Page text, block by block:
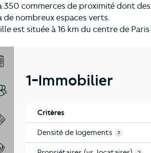
350 commerces de proximité dont
de nombreux espaces verts.
est située à 16 km du centre de
Immobilier
Habitants
Environnement
1-Immobilier
Critères
Densité de logements ?